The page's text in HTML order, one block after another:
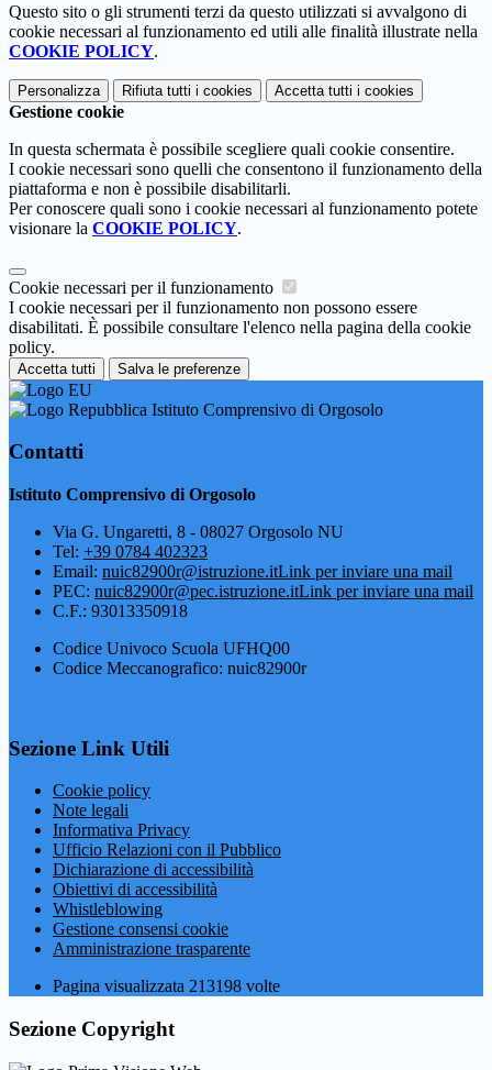
Questo sito o gli strumenti terzi da questo utilizzati si avvalgono di
cookie necessari al funzionamento ed utili alle finalità illustrate nella
COOKIE POLICY.
Personalizza Rifiuta tutti i cookies Accetta tutti i cookies
Gestione cookie
In questa schermata è possibile scegliere quali cookie consentire.
I cookie necessari sono quelli che consentono il funzionamento della
piattaforma e non è possibile disabilitarli.
Per conoscere quali sono i cookie necessari al funzionamento potete
visionare la COOKIE POLICY.
Cookie necessari per il funzionamento
I cookie necessari per il funzionamento non possono essere
disabilitati. È possibile consultare l'elenco nella pagina della cookie
policy.
Accetta tutti Salva le preferenze
Istituto Comprensivo di Orgosolo
Contatti
Istituto Comprensivo di Orgosolo
Via G. Ungaretti, 8 - 08027 Orgosolo NU
Tel: +39 0784 402323
Email: nuic82900r@istruzione.itLink per inviare una mail
PEC: nuic82900r@pec.istruzione.itLink per inviare una mail
C.F.: 93013350918
Codice Univoco Scuola UFHQ00
Codice Meccanografico: nuic82900r
Sezione Link Utili
Cookie policy
Note legali
Informativa Privacy
Ufficio Relazioni con il Pubblico
Dichiarazione di accessibilità
Obiettivi di accessibilità
Whistleblowing
Gestione consensi cookie
Amministrazione trasparente
Pagina visualizzata 213198 volte
Sezione Copyright